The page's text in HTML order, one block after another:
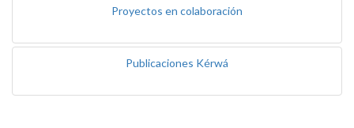
Proyectos en colaboración
Publicaciones Kérwá